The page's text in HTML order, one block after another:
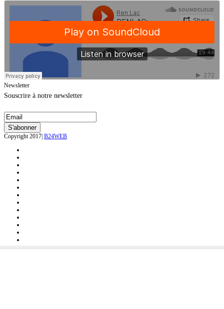
Newsletter
Souscrire à notre newsletter
Copyright 2017| B24WEB